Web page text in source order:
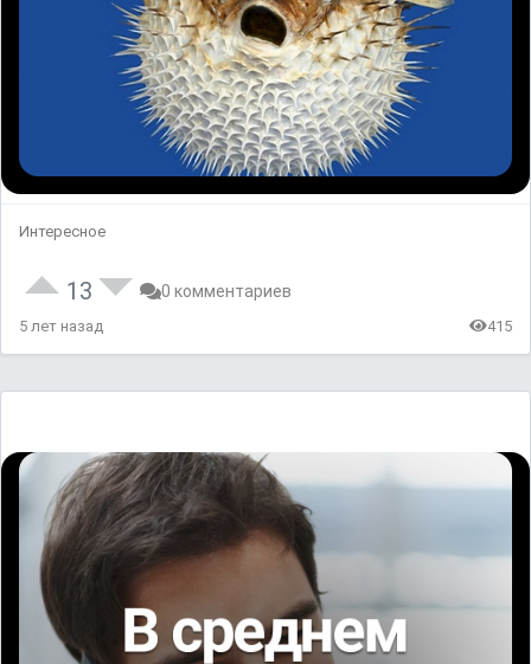
Интересное
13 0 комментариев
5 лет назад 415